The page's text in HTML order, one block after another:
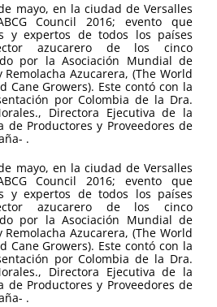
mayo, en la ciudad de Versalles
Council 2016; evento que
y expertos de todos los países
azucarero de los cinco
por la Asociación Mundial de
Azucarera, (The World
Cane Growers). Este contó con la
por Colombia de la Dra.
Directora Ejecutiva de la
de Productores y Proveedores de
.
mayo, en la ciudad de Versalles
Council 2016; evento que
y expertos de todos los países
azucarero de los cinco
por la Asociación Mundial de
Azucarera, (The World
Cane Growers). Este contó con la
por Colombia de la Dra.
Directora Ejecutiva de la
de Productores y Proveedores de
.